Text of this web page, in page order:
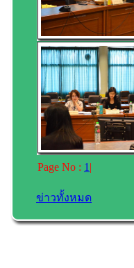
Page No : 1 |
ข่าวทั้งหมด